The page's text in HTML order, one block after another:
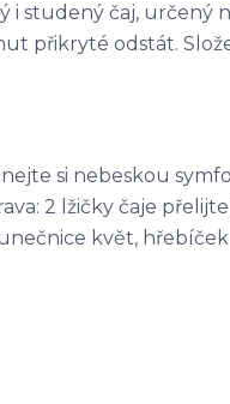
i studený čaj, určený
přikryté odstát.
si nebeskou
2 lžičky čaje
květ, hřebíček